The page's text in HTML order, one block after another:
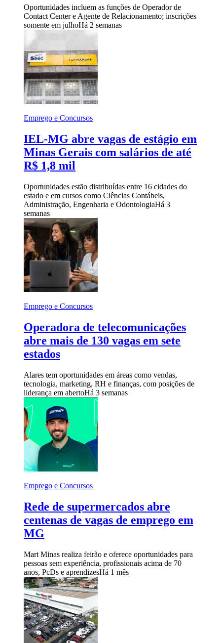
Oportunidades incluem as funções de Operador de
Contact Center e Agente de Relacionamento; inscrições
somente em julhoHá 2 semanas
Emprego e Concursos
IEL-MG abre vagas de estágio em
Minas Gerais com salários de até
R$ 1,8 mil
Oportunidades estão distribuídas entre 16 cidades do
estado e em cursos como Ciências Contábeis,
Administração, Engenharia e OdontologiaHá 3
semanas
Emprego e Concursos
Operadora de telecomunicações
abre mais de 130 vagas em sete
estados
Alares tem oportunidades em áreas como vendas,
tecnologia, marketing, RH e finanças, com posições de
liderança em abertoHá 3 semanas
Emprego e Concursos
Rede de supermercados abre
centenas de vagas de emprego em
MG
Mart Minas realiza feirão e oferece oportunidades para
pessoas sem experiência, profissionais acima de 70
anos, PcDs e aprendizesHá 1 mês